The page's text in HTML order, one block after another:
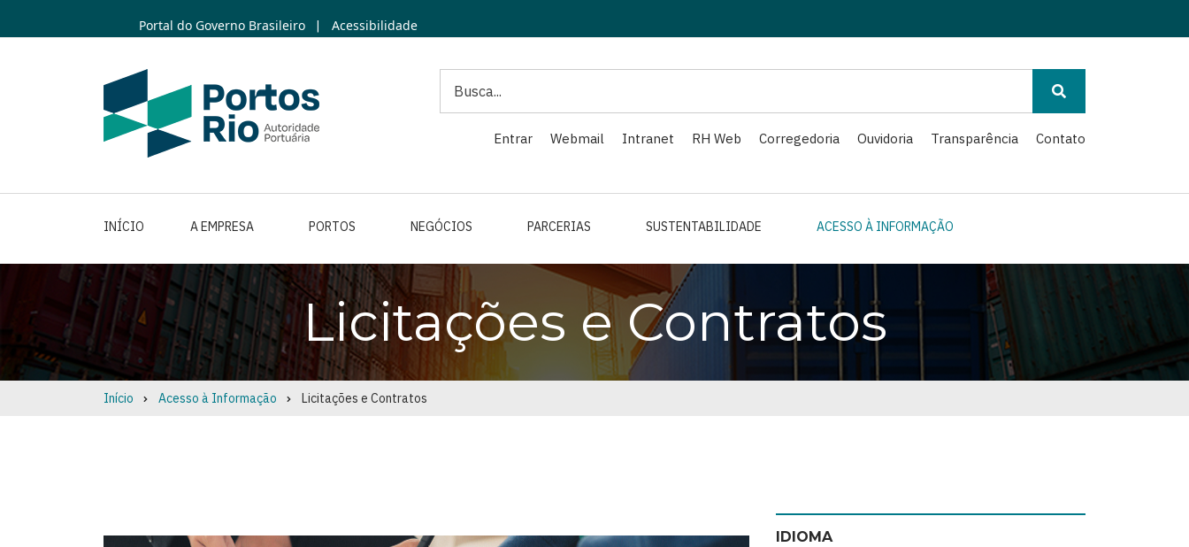
to
Portal do Governo Brasileiro | Acessibilidade
Entrar Webmail Intranet RH Web Corregedoria Ouvidoria Transparência Contato
INÍCIO A EMPRESA PORTOS NEGÓCIOS PARCERIAS SUSTENTABILIDADE ACESSO À INFORMAÇÃO
Licitações e Contratos
Início Acesso à Informação Licitações e Contratos
IDIOMA